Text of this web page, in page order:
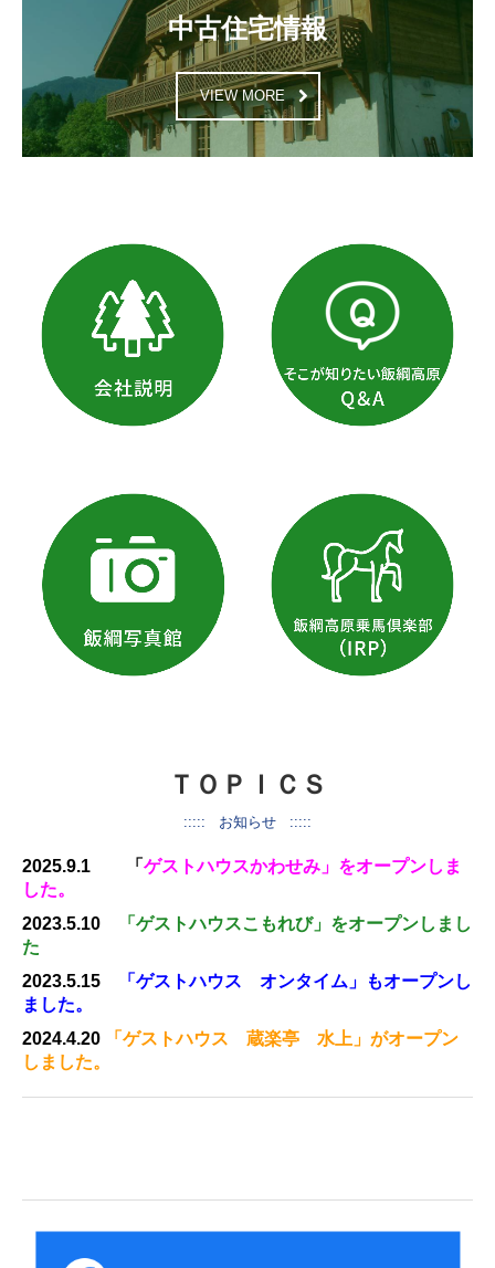
中古住宅情報
VIEW MORE
ＴＯＰＩＣＳ
::::: お知らせ :::::
2025.9.1 「 ゲストハウスかわせみ」をオープンしま
した。
2023.5.10
「ゲストハウスこもれび」をオープンしまし
た
2023.5.15
「ゲストハウス オンタイム」もオープンし
ました。
2024.4.20
「ゲストハウス 蔵楽亭 水上」がオープン
しました。